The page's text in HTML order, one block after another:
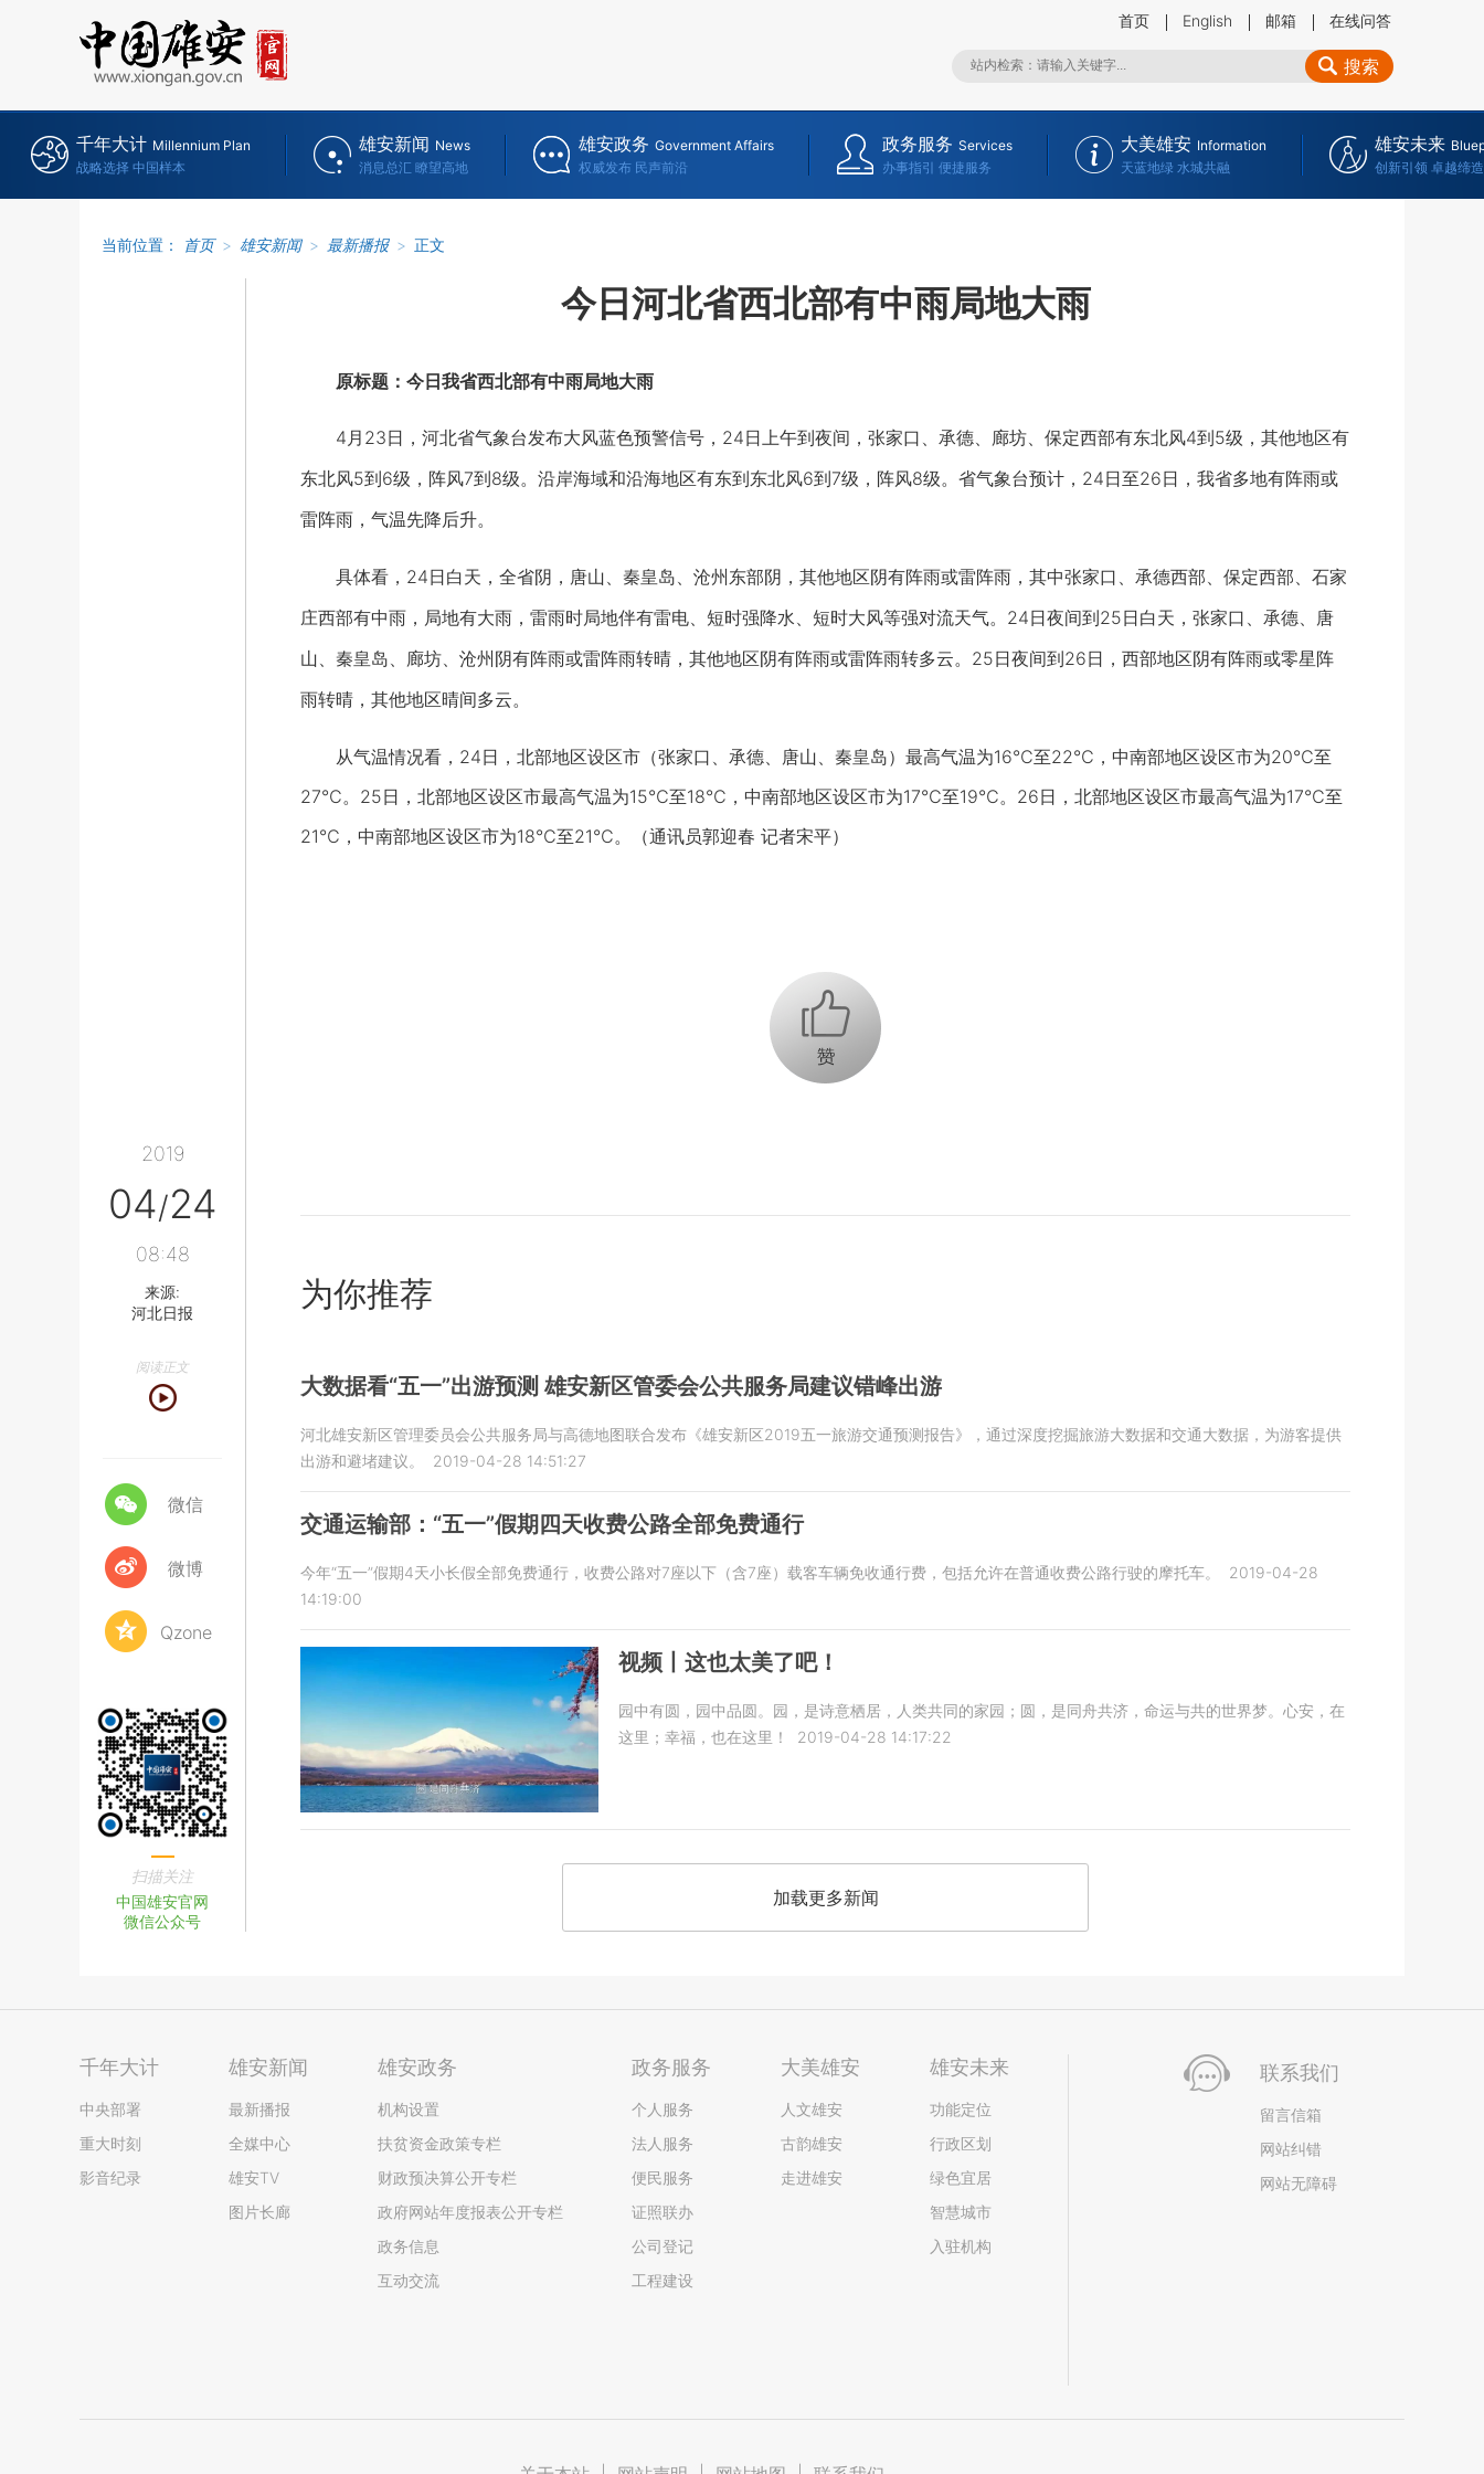
首页 English 邮箱 在线问答
搜索
千年大计 Millennium Plan
战略选择 中国样本
雄安新闻 News
消息总汇 瞭望高地
雄安政务 Government Affairs
权威发布 民声前沿
政务服务 Services
办事指引 便捷服务
大美雄安 Information
天蓝地绿 水城共融
雄安未来
创新引领 卓越缔造
当前位置： 首页 > 雄安新闻 > 最新播报 > 正文
2019
04/24
08:48
来源:
河北日报
阅读正文
微信
微博
Qzone
扫描关注
中国雄安官网
微信公众号
今日河北省西北部有中雨局地大雨
原标题：今日我省西北部有中雨局地大雨
4月23日，河北省气象台发布大风蓝色预警信号，24日上午到夜间，张家口、承德、廊坊、保定西部有东北风4到5级，其他地区有
东北风5到6级，阵风7到8级。沿岸海域和沿海地区有东到东北风6到7级，阵风8级。省气象台预计，24日至26日，我省多地有阵雨或
雷阵雨，气温先降后升。
具体看，24日白天，全省阴，唐山、秦皇岛、沧州东部阴，其他地区阴有阵雨或雷阵雨，其中张家口、承德西部、保定西部、石家
庄西部有中雨，局地有大雨，雷雨时局地伴有雷电、短时强降水、短时大风等强对流天气。24日夜间到25日白天，张家口、承德、唐
山、秦皇岛、廊坊、沧州阴有阵雨或雷阵雨转晴，其他地区阴有阵雨或雷阵雨转多云。25日夜间到26日，西部地区阴有阵雨或零星阵
雨转晴，其他地区晴间多云。
从气温情况看，24日，北部地区设区市（张家口、承德、唐山、秦皇岛）最高气温为16℃至22℃，中南部地区设区市为20℃至
27℃。25日，北部地区设区市最高气温为15℃至18℃，中南部地区设区市为17℃至19℃。26日，北部地区设区市最高气温为17℃至
21℃，中南部地区设区市为18℃至21℃。（通讯员郭迎春 记者宋平）
+1
为你推荐
大数据看“五一”出游预测 雄安新区管委会公共服务局建议错峰出游
河北雄安新区管理委员会公共服务局与高德地图联合发布《雄安新区2019五一旅游交通预测报告》，通过深度挖掘旅游大数据和交通大数据，为游客提供
出游和避堵建议。
2019-04-28 14:51:27
交通运输部：“五一”假期四天收费公路全部免费通行
今年“五一”假期4天小长假全部免费通行，收费公路对7座以下（含7座）载客车辆免收通行费，包括允许在普通收费公路行驶的摩托车。
2019-04-28
14:19:00
视频丨这也太美了吧！
园中有圆，园中品圆。园，是诗意栖居，人类共同的家园；圆，是同舟共济，命运与共的世界梦。心安，在
这里；幸福，也在这里！
2019-04-28 14:17:22
加载更多新闻
千年大计
中央部署
重大时刻
影音纪录
雄安新闻
最新播报
全媒中心
雄安TV
图片长廊
雄安政务
机构设置
扶贫资金政策专栏
财政预决算公开专栏
政府网站年度报表公开专栏
政务信息
互动交流
政务服务
个人服务
法人服务
便民服务
证照联办
公司登记
工程建设
大美雄安
人文雄安
古韵雄安
走进雄安
雄安未来
功能定位
行政区划
绿色宜居
智慧城市
入驻机构
联系我们
留言信箱
网站纠错
网站无障碍